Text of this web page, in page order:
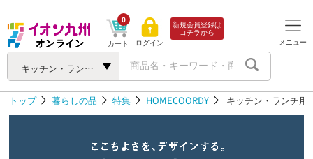
キッチン・ランチ用品
カート
0
ログイン
新規会員登録は
コチラから
メニュー
トップ 暮らしの品 特集 HOMECOORDY キッチン・ランチ用